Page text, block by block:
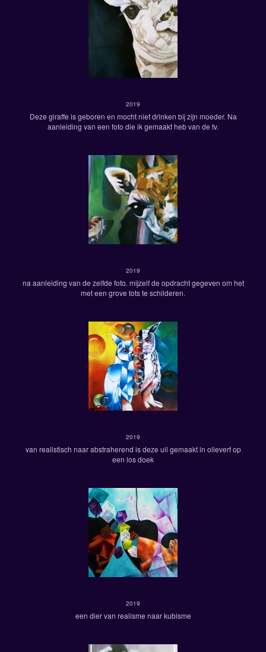
2019
Deze giraffe is geboren en mocht niet drinken bij zijn moeder. Na
aanleiding van een foto die ik gemaakt heb van de tv.
2019
na aanleiding van de zelfde foto. mijzelf de opdracht gegeven om het
met een grove tots te schilderen.
2019
van realistisch naar abstraherend is deze uil gemaakt in olieverf op
een los doek
2019
een dier van realisme naar kubisme